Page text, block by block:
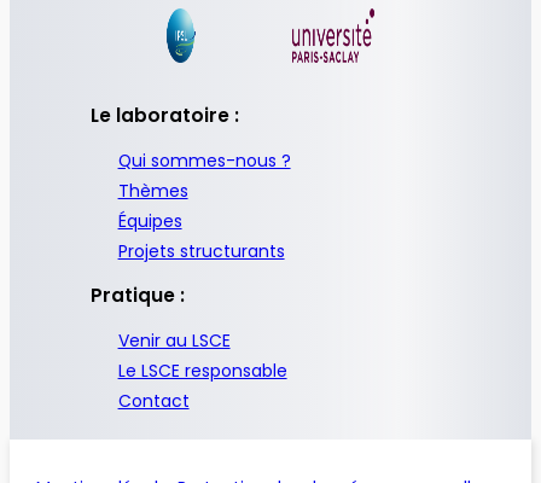
Le laboratoire :
Qui sommes-nous ?
Thèmes
Équipes
Projets structurants
Pratique :
Venir au LSCE
Le LSCE responsable
Contact